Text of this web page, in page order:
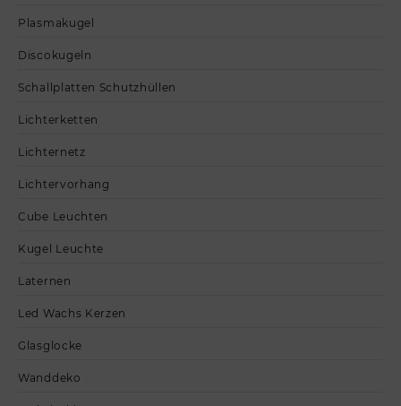
Plasmakugel
Discokugeln
Schallplatten Schutzhüllen
Lichterketten
Lichternetz
Lichtervorhang
Cube Leuchten
Kugel Leuchte
Laternen
Led Wachs Kerzen
Glasglocke
Wanddeko